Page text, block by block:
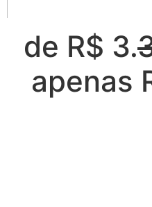
de R$ 3.
apenas